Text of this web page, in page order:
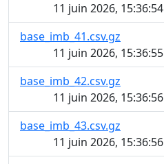
11 juin 2026, 15:36:54
base_imb_41.csv.gz
11 juin 2026, 15:36:55
base_imb_42.csv.gz
11 juin 2026, 15:36:56
base_imb_43.csv.gz
11 juin 2026, 15:36:56